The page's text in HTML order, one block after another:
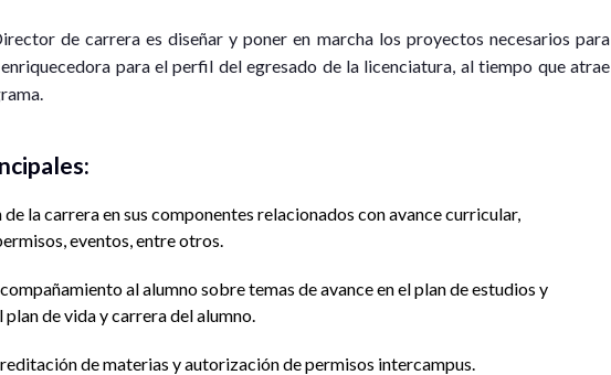
de carrera es diseñar y poner en marcha los proyectos necesarios para
para el perfil del egresado de la licenciatura, al tiempo que atrae
la carrera en sus componentes relacionados con avance curricular,
eventos, entre otros.
al alumno sobre temas de avance en el plan de estudios y
de vida y carrera del alumno.
de materias y autorización de permisos intercampus.